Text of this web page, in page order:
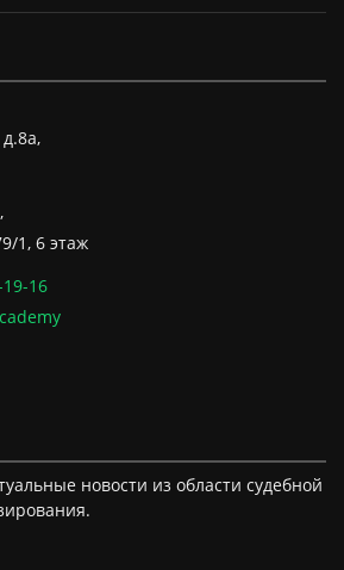
1, 6 этаж
16
новости из области судебной